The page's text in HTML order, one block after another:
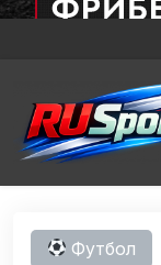
Футбол